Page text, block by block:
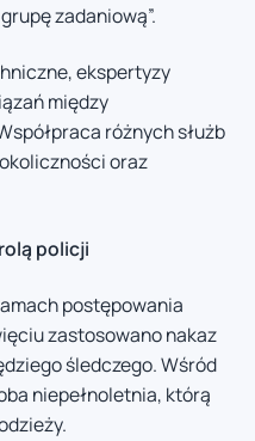
zadaniową”.
ekspertyzy
między
różnych służb
oraz
policji
postępowania
zastosowano nakaz
śledczego. Wśród
niepełnoletnia, którą